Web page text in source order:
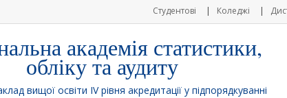
Студентові Коледжі
академія статистики,
обліку та аудиту
вищої освіти IV рівня акредитації у підпорядкуванні